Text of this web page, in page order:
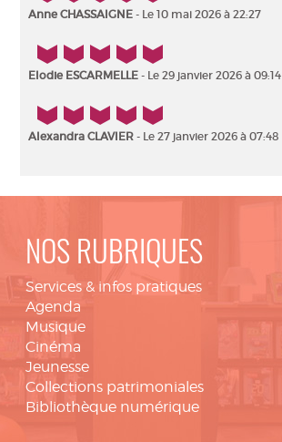
Anne CHASSAIGNE - Le 10 mai 2026 à 22:27
5/5
Elodie ESCARMELLE - Le 29 janvier 2026 à 09:14
5/5
Alexandra CLAVIER - Le 27 janvier 2026 à 07:48
NOS RUBRIQUES
Services & infos pratiques
Agenda
Musique
Cinéma
Jeunesse
Collections patrimoniales
Bibliothèque numérique